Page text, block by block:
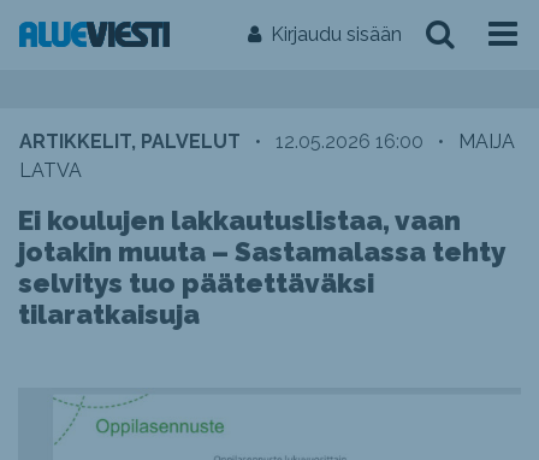
Kirjaudu sisään
ARTIKKELIT, PALVELUT • 12.05.2026 16:00 •
MAIJA
LATVA
Ei koulujen lakkautuslistaa, vaan
jotakin muuta – Sastamalassa tehty
selvitys tuo päätettäväksi
tilaratkaisuja